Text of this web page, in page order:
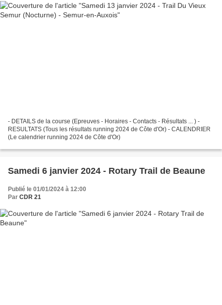
- DETAILS de la course (Epreuves - Horaires - Contacts - Résultats ... ) -
RESULTATS (Tous les résultats running 2024 de Côte d'Or) - CALENDRIER
(Le calendrier running 2024 de Côte d'Or)
Samedi 6 janvier 2024 - Rotary Trail de Beaune
Publié le 01/01/2024 à 12:00
Par CDR 21